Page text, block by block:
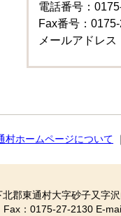
電話番号：
Fax番号：
メールアドレス
村ホームページについて
郡東通村大字砂子又字
：0175-27-2130 E-